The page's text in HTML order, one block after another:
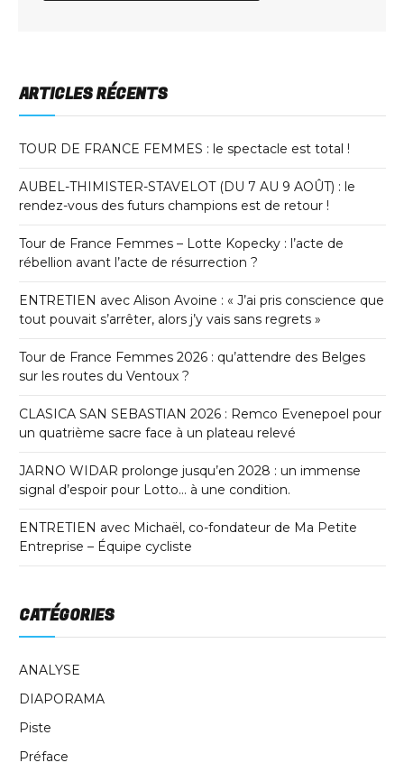
ARTICLES RÉCENTS
TOUR DE FRANCE FEMMES : le spectacle est total !
AUBEL-THIMISTER-STAVELOT (DU 7 AU 9 AOÛT) : le
rendez-vous des futurs champions est de retour !
Tour de France Femmes – Lotte Kopecky : l’acte de
rébellion avant l’acte de résurrection ?
ENTRETIEN avec Alison Avoine : « J’ai pris conscience que
tout pouvait s’arrêter, alors j’y vais sans regrets »
Tour de France Femmes 2026 : qu’attendre des Belges
sur les routes du Ventoux ?
CLASICA SAN SEBASTIAN 2026 : Remco Evenepoel pour
un quatrième sacre face à un plateau relevé
JARNO WIDAR prolonge jusqu’en 2028 : un immense
signal d’espoir pour Lotto… à une condition.
ENTRETIEN avec Michaël, co-fondateur de Ma Petite
Entreprise – Équipe cycliste
CATÉGORIES
ANALYSE
DIAPORAMA
Piste
Préface